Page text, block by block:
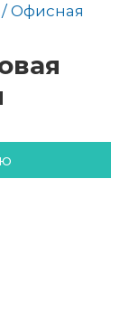
Офисная